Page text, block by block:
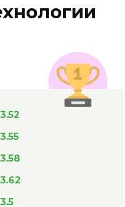
3.52
3.55
3.58
3.62
3.5